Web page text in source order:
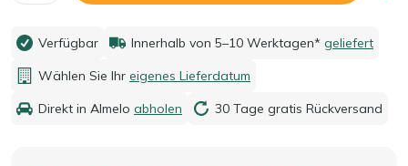
Verfügbar Innerhalb von 5–10 Werktagen* geliefert
Wählen Sie Ihr eigenes Lieferdatum
Direkt in Almelo abholen 30 Tage gratis Rückversand